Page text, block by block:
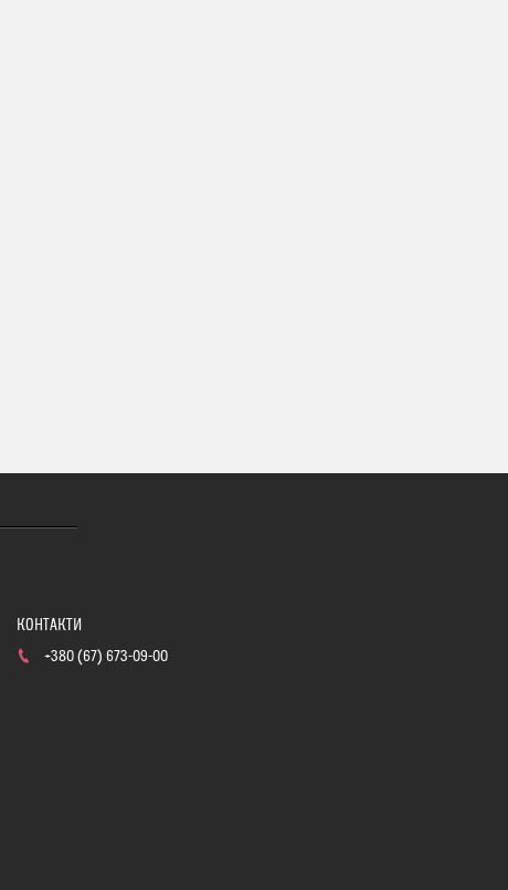
+380 (67) 673-09-00